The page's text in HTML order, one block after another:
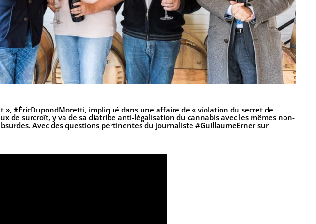
», #ÉricDupondMoretti, impliqué dans une affaire de « violation du secret de
de surcroît, y va de sa diatribe anti-légalisation du cannabis avec les mêmes non-
Avec des questions pertinentes du journaliste #GuillaumeErnersur